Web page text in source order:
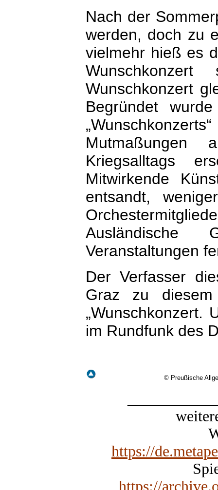
Nach der
werden, doch zu
vielmehr hieß es
Wunschkonzert
Begründet
Mutmaßungen
Kriegsalltags
Mitwirkende
entsandt,
Veranstaltungen
Der Verfasser
Graz zu diesem
„Wunschkonzert.
im Rundfunk des
© Preußische
https://
https://